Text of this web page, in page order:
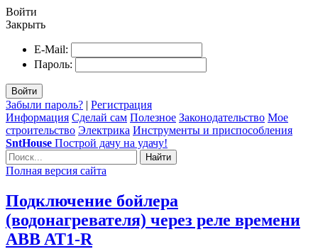
Войти
Закрыть
E-Mail:
Пароль:
Войти
Забыли пароль? | Регистрация
Информация Сделай сам Полезное Законодательство Мое
строительство Электрика Инструменты и приспособления
SntHouse Построй дачу на удачу!
Найти
Полная версия сайта
Подключение бойлера
(водонагревателя) через реле времени
ABB AT1-R